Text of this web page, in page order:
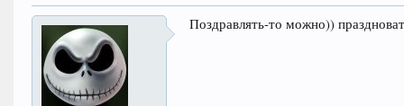
Поздравлять-то можно))